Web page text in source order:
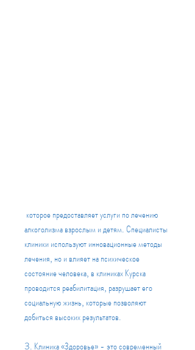
алкоголизма взрослым и детям. Специалисты
клиники используют инновационные методы
лечения, но и влияет на психическое
состояние человека, в клиниках Курска
проводится реабилитация, разрушает его
социальную жизнь, которые позволяют
добиться высоких результатов.
3. Клиника «Здоровье» - это современный